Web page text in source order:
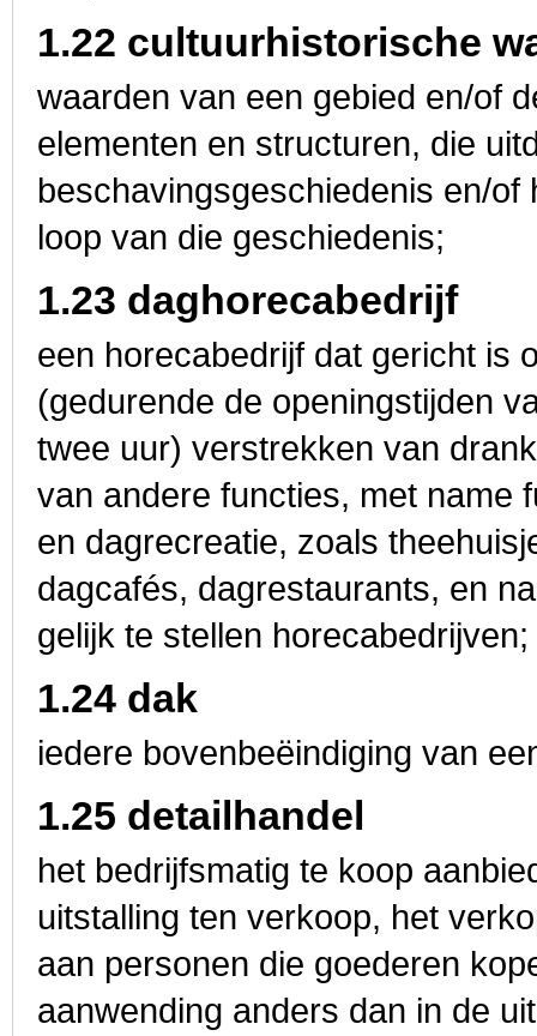
1.22 cultuurhistorische
waarden van een gebied en/of
ele­menten en structuren, die
beschavingsgeschie­denis en/
loop van die geschiedenis;
1.23 daghorecabedrijf
een horecabedrijf dat gericht is
(gedurende de openingstijden
twee uur) verstrekken van
van andere functies, met name
en dagrecreatie, zoals
dagcafés, dagrestaurants, en
gelijk te stellen horecabedrijven;
1.24 dak
iedere bovenbeëindiging van
1.25 detailhandel
het bedrijfsmatig te koop
uitstalling ten verkoop, het
aan personen die goederen
aanwending anders dan in de